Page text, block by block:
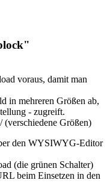
voraus, damit man
in mehreren Größen ab,
- zugreift.
Größen)
den WYSIWYG-Editor
(die grünen Schalter)
beim Einsetzen in den